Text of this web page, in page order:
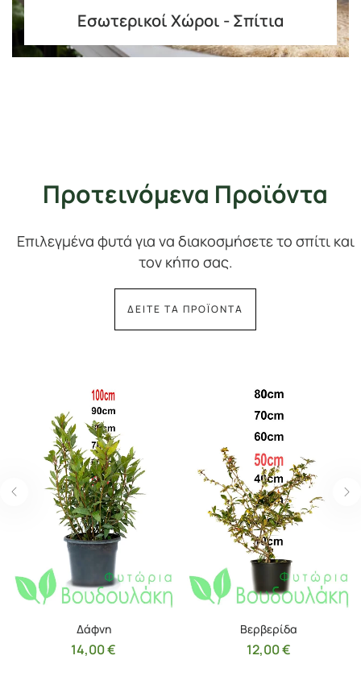
Εσωτερικοί Χώροι - Σπίτια
Προτεινόμενα Προϊόντα
Επιλεγμένα φυτά για να διακοσμήσετε το σπίτι και
τον κήπο σας.
ΔΕΙΤΕ ΤΑ ΠΡΟΪΟΝΤΑ
Δάφνη
14,00€
Βερβερίδα
12,00€